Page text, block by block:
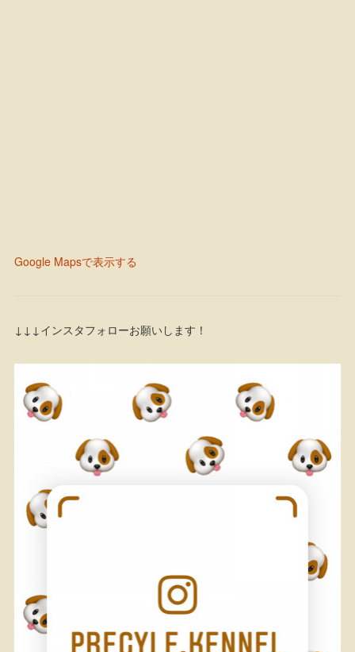
Google Mapsで表示する
↓↓↓インスタフォローお願いします！